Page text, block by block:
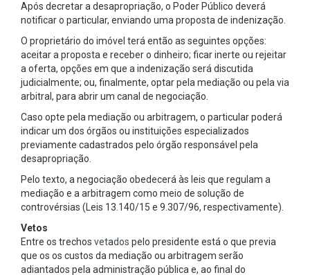
Após decretar a desapropriação, o Poder Público deverá
notificar o particular, enviando uma proposta de indenização.
O proprietário do imóvel terá então as seguintes opções:
aceitar a proposta e receber o dinheiro; ficar inerte ou rejeitar
a oferta, opções em que a indenização será discutida
judicialmente; ou, finalmente, optar pela mediação ou pela via
arbitral, para abrir um canal de negociação.
Caso opte pela mediação ou arbitragem, o particular poderá
indicar um dos órgãos ou instituições especializados
previamente cadastrados pelo órgão responsável pela
desapropriação.
Pelo texto, a negociação obedecerá às leis que regulam a
mediação e a arbitragem como meio de solução de
controvérsias (Leis 13.140/15 e 9.307/96, respectivamente).
Vetos
Entre os trechos vetados pelo presidente está o que previa
que os os custos da mediação ou arbitragem serão
adiantados pela administração pública e, ao final do